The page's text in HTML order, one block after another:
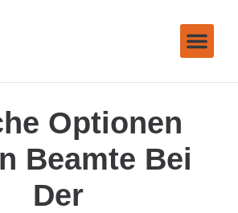
Optionen
Beamte Bei
Der